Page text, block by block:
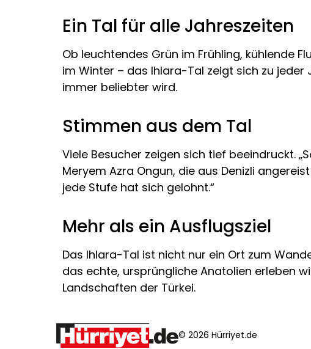
Ein Tal für alle Jahreszeiten
Ob leuchtendes Grün im Frühling, kühlende
im Winter – das Ihlara-Tal zeigt sich zu jeder
immer beliebter wird.
Stimmen aus dem Tal
Viele Besucher zeigen sich tief beeindruckt.
Meryem Azra Ongun, die aus Denizli
jede Stufe hat sich gelohnt.“
Mehr als ein Ausflugsziel
Das Ihlara-Tal ist nicht nur ein Ort zum
das echte, ursprüngliche Anatolien erleben
Landschaften der Türkei.
© 2026 Hürriyet.de